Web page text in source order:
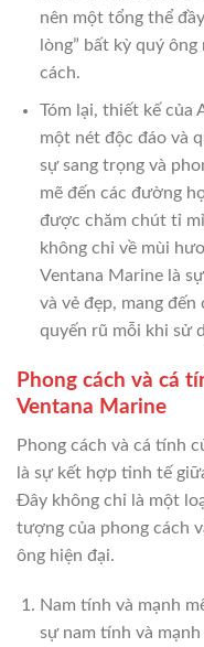
nên một tổng thể
lòng” bất kỳ quý
cách.
Tóm lại, thiết kế của
một nét độc đáo và
sự sang trọng và
mẽ đến các đường
được chăm chút tỉ
không chỉ về mùi
Ventana Marine là
và vẻ đẹp, mang
quyến rũ mỗi khi sử
Phong cách và cá
Ventana Marine
Phong cách và cá tính
là sự kết hợp tinh tế
Đây không chỉ là một
tượng của phong cách
ông hiện đại.
Nam tính và mạnh
sự nam tính và